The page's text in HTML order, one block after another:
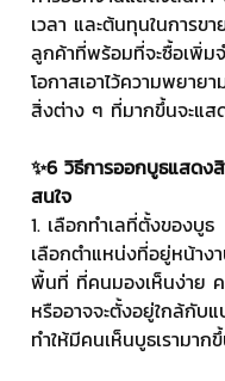
เวลา และต้นทุนในการข
ลูกค้าที่พร้อมที่จะซื้อเพิ่ม
โอกาสเอาไว้ความพยาย
สิ่งต่าง ๆ ที่มากขึ้นจะแส
✨6 วิธีการออกบูธแสดง
สนใจ
1. เลือกทำเลที่ตั้งของบูธ
เลือกตำแหน่งที่อยู่หน้าง
พื้นที่ ที่คนมองเห็นง่าย
หรืออาจจะตั้งอยู่ใกล้กับ
ทำให้มีคนเห็นบูธเรามาก